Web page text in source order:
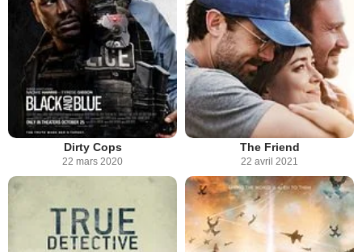
Dirty Cops
22 mars 2020
The Friend
22 avril 2021